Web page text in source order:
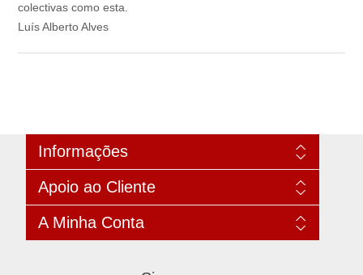
colectivas como esta.
Luís Alberto Alves
Informações
Mapa do site
Informações de envio
Política de Privacidade
Condições de uso
editora ProfEdições
Apoio ao Cliente
Pesquisar
Notícias
A Minha Conta